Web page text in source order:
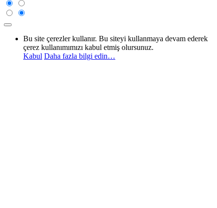
Bu site çerezler kullanır. Bu siteyi kullanmaya devam ederek
çerez kullanımımızı kabul etmiş olursunuz.
Kabul Daha fazla bilgi edin…